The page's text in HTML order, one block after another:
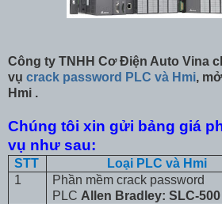
Công ty TNHH Cơ Điện Auto Vina
vụ crack password PLC và Hmi,
Hmi .
Chúng tôi xin gửi bảng giá
vụ như sau:
STT Loại PLC và Hmi
1
Phần mềm crack password
PLC Allen Bradley: SLC-500